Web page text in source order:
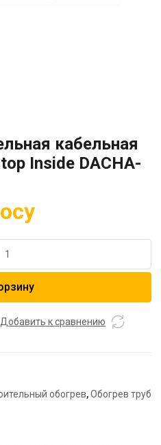
кабельная
Inside DACHA-
Добавить к сравнению
обогрев,Обогрев труб